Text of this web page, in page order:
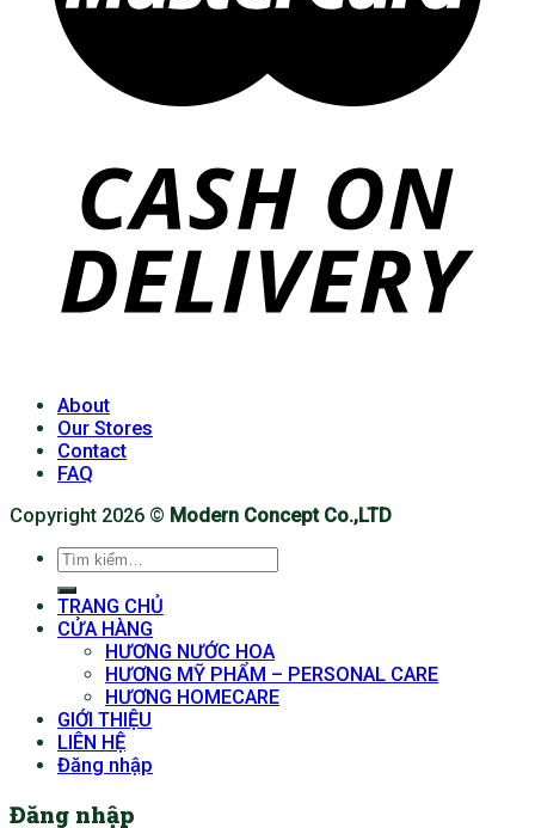
About
Our Stores
Contact
FAQ
Copyright 2026 © Modern Concept Co.,LTD
Tìm
kiếm:
TRANG CHỦ
CỬA HÀNG
HƯƠNG NƯỚC HOA
HƯƠNG MỸ PHẨM – PERSONAL CARE
HƯƠNG HOMECARE
GIỚI THIỆU
LIÊN HỆ
Đăng nhập
Đăng nhập